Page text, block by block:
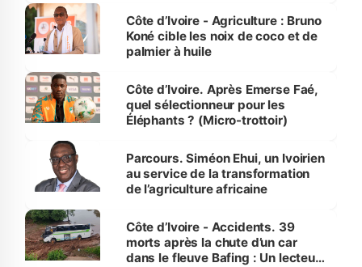
Côte d’Ivoire - Agriculture : Bruno
Koné cible les noix de coco et de
palmier à huile
Côte d’Ivoire. Après Emerse Faé,
quel sélectionneur pour les
Éléphants ? (Micro-trottoir)
Parcours. Siméon Ehui, un Ivoirien
au service de la transformation
de l’agriculture africaine
Côte d’Ivoire - Accidents. 39
morts après la chute d’un car
dans le fleuve Bafing : Un lecteur